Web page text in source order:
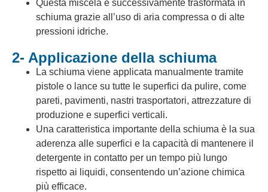
Questa miscela è successivamente trasformata in
schiuma grazie all’uso di aria compressa o di alte
pressioni idriche.
2- Applicazione della schiuma
La schiuma viene applicata manualmente tramite
pistole o lance su tutte le superfici da pulire, come
pareti, pavimenti, nastri trasportatori, attrezzature di
produzione e superfici verticali.
Una caratteristica importante della schiuma è la sua
aderenza alle superfici e la capacità di mantenere il
detergente in contatto per un tempo più lungo
rispetto ai liquidi, consentendo un’azione chimica
più efficace.